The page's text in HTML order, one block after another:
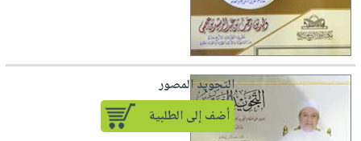
التجويد المصور
أضف إلى الطلبية